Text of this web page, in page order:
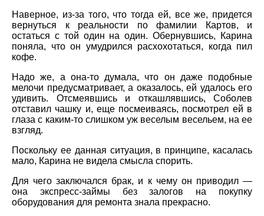
Наверное, из-за того, что тогда ей, все же, придется
вернуться к реальности по фамилии Картов, и
остаться с той один на один. Обернувшись, Карина
поняла, что он умудрился расхохотаться, когда пил
кофе.
Надо же, а она-то думала, что он даже подобные
мелочи предусматривает, а оказалось, ей удалось его
удивить. Отсмеявшись и откашлявшись, Соболев
отставил чашку и, еще посмеиваясь, посмотрел ей в
глаза с каким-то слишком уж веселым весельем, на ее
взгляд.
Поскольку ее данная ситуация, в принципе, касалась
мало, Карина не видела смысла спорить.
Для чего заключался брак, и к чему он приводил —
она экспресс-займы без залогов на покупку
оборудования для ремонта знала прекрасно.